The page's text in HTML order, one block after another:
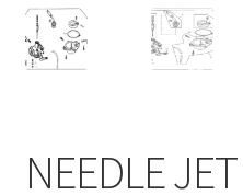
NEEDLE JET